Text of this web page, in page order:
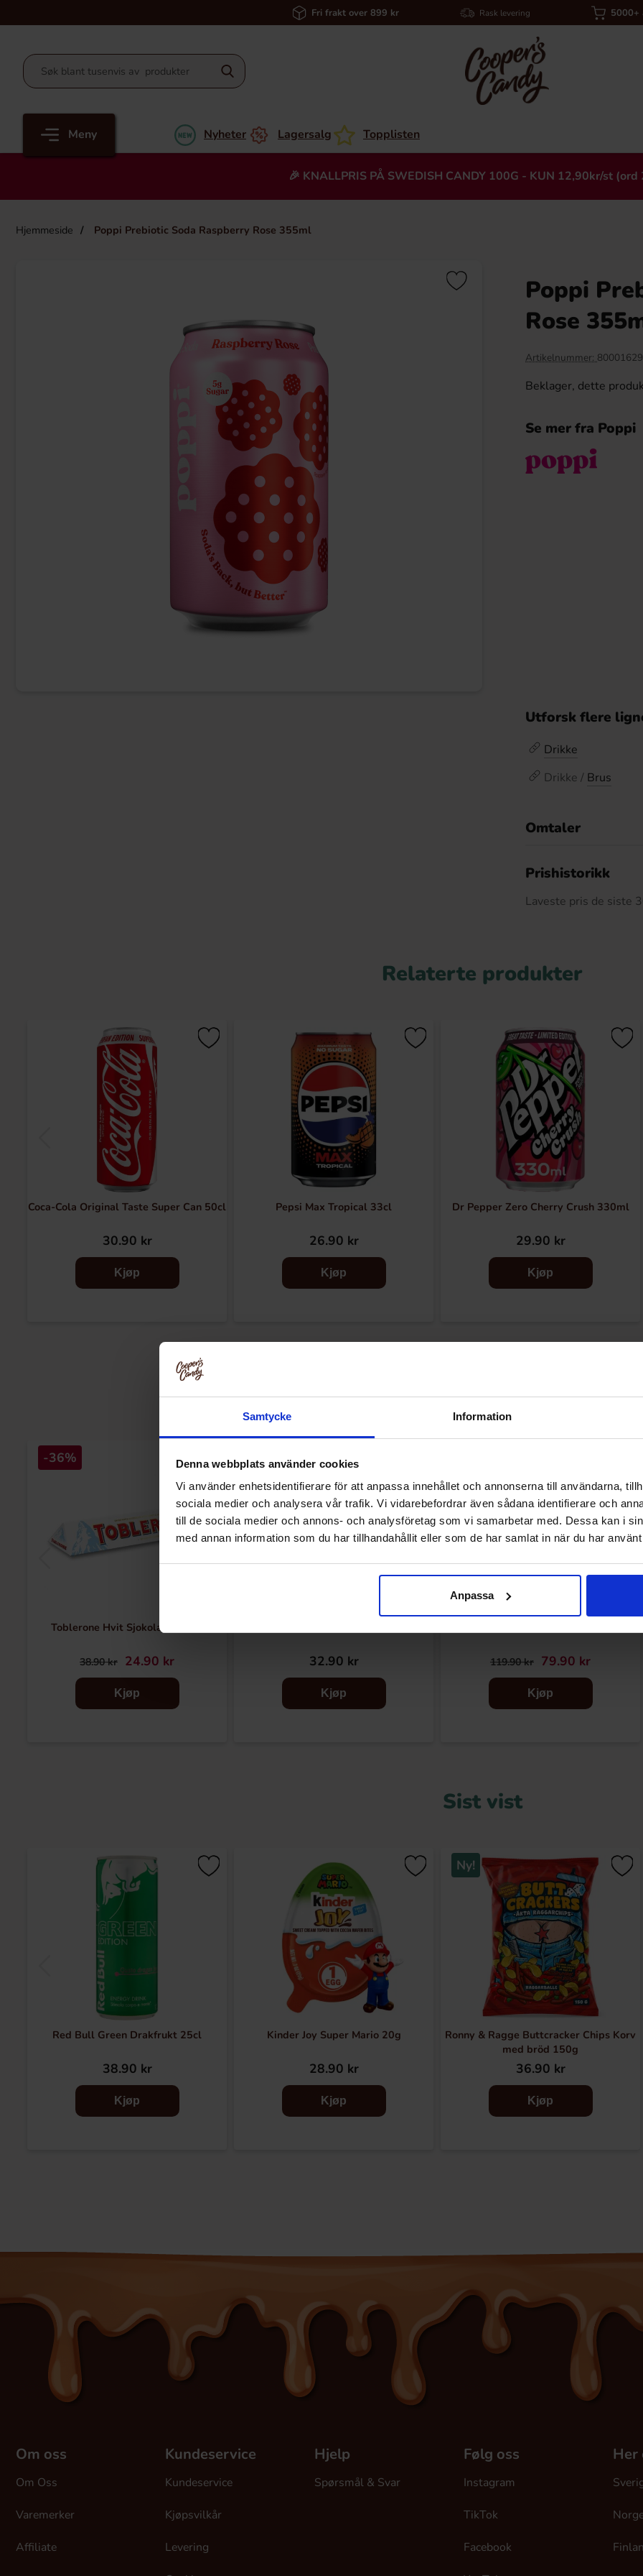
Samtycke Information
Denna webbplats använder cookies
Vi använder enhetsidentifierare för att anpassa innehållet och annonserna till användarna,
sociala medier och analysera vår trafik. Vi vidarebefordrar även sådana identifierare och
till de sociala medier och annons- och analysföretag som vi samarbetar med. Dessa kan i
med annan information som du har tillhandahållit eller som de har samlat in när du har
Anpassa
Fri frakt over 899 kr Rask levering 5000+
Meny Nyheter Lagersalg Topplisten
🎉 KNALLPRIS PÅ SWEDISH CANDY 100G - KUN 12,90kr/st (ord
Hjemmeside Poppi Prebiotic Soda Raspberry Rose 355ml
Heading
Arla Mjukglassmix Laktosfri 2L
169.90 kr
Köp
Poppi
Rose
Artikelnummer:
Beklager, dette
Se mer fra Poppi
Utforsk flere
Drikke
Drikke / Brus
Omtaler
Prishistorikk
Laveste pris de siste
Relaterte produkter
Coca-Cola Original Taste Super Can 50cl
30.90 kr
Kjøp
Pepsi Max Tropical 33cl
26.90 kr
Kjøp
Dr Pepper Zero Cherry Crush 330ml
29.90 kr
Kjøp
Andre kjøpte også
-36%
Toblerone Hvit Sjokolade 100g
38.90 kr 24.90 kr
Kjøp
32.90 kr
Kjøp
119.90 kr 79.90 kr
Kjøp
Sist vist
Red Bull Green Drakfrukt 25cl
38.90 kr
Kjøp
Kinder Joy Super Mario 20g
28.90 kr
Kjøp
Ny!
Ronny & Ragge Buttcracker Chips Korv
med bröd 150g
36.90 kr
Kjøp
Om oss
Om Oss
Varemerker
Affiliate
Kundeservice
Kundeservice
Kjøpsvilkår
Levering
Hjelp
Spørsmål & Svar
Følg oss
Instagram
TikTok
Facebook
Her